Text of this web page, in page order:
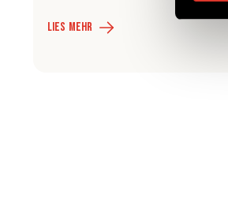
e
Lies mehr